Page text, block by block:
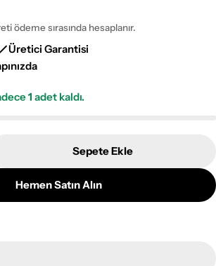
ödeme sırasında hesaplanır.
Üretici Garantisi
1 adet kaldı.
El Dokuma Yün Halı Adetini Azalt
Orjin El Dokuma Yün Halı
Sepete Ekle
Hemen Satın Alın